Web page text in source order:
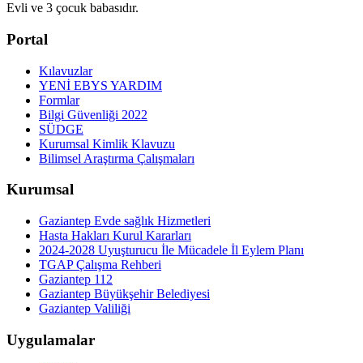
Evli ve 3 çocuk babasıdır.
Portal
Kılavuzlar
YENİ EBYS YARDIM
Formlar
Bilgi Güvenliği 2022
SÜDGE
Kurumsal Kimlik Klavuzu
Bilimsel Araştırma Çalışmaları
Kurumsal
Gaziantep Evde sağlık Hizmetleri
Hasta Hakları Kurul Kararları
2024-2028 Uyuşturucu İle Mücadele İl Eylem Planı
TGAP Çalışma Rehberi
Gaziantep 112
Gaziantep Büyükşehir Belediyesi
Gaziantep Valiliği
Uygulamalar